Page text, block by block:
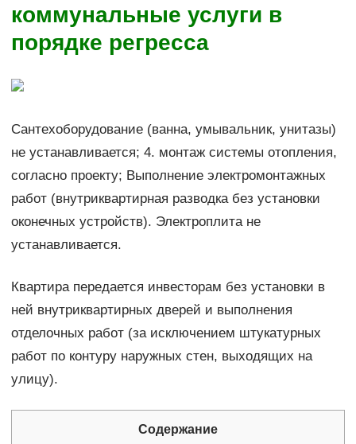
коммунальные услуги в
порядке регресса
Сантехоборудование (ванна, умывальник, унитазы)
не устанавливается; 4. монтаж системы отопления,
согласно проекту; Выполнение электромонтажных
работ (внутриквартирная разводка без установки
оконечных устройств). Электроплита не
устанавливается.
Квартира передается инвесторам без установки в
ней внутриквартирных дверей и выполнения
отделочных работ (за исключением штукатурных
работ по контуру наружных стен, выходящих на
улицу).
Содержание